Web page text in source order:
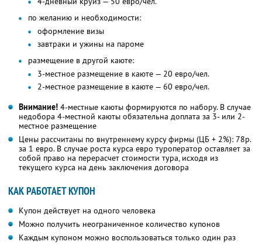
по желанию и необходимости:
оформление визы
завтраки и ужины на пароме
размещение в другой каюте:
3-местное размещение в каюте — 20 евро/чел.
2-местное размещение в каюте — 60 евро/чел.
Внимание! 4-местные каюты формируются по набору. В случае
недобора 4-местной каюты обязательна доплата за 3- или 2-
местное размещение
Цены рассчитаны по внутреннему курсу фирмы (ЦБ + 2%): 78р.
за 1 евро. В случае роста курса евро туроператор оставляет за
собой право на перерасчет стоимости тура, исходя из
текущего курса на день заключения договора
КАК РАБОТАЕТ КУПОН
Купон действует на одного человека
Можно получить неограниченное количество купонов
Каждым купоном можно воспользоваться только один раз